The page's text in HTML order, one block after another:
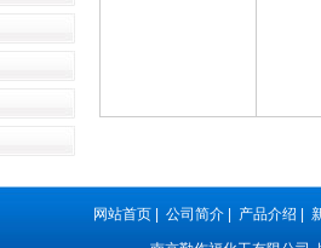
网站首页| 公司简介| 产品介绍